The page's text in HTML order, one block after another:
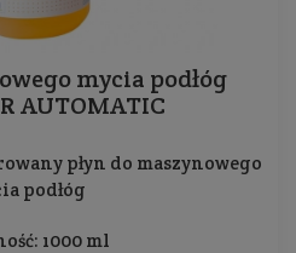
mycia podłóg
AUTOMATIC
płyn do maszynowego
podłóg
1000 ml